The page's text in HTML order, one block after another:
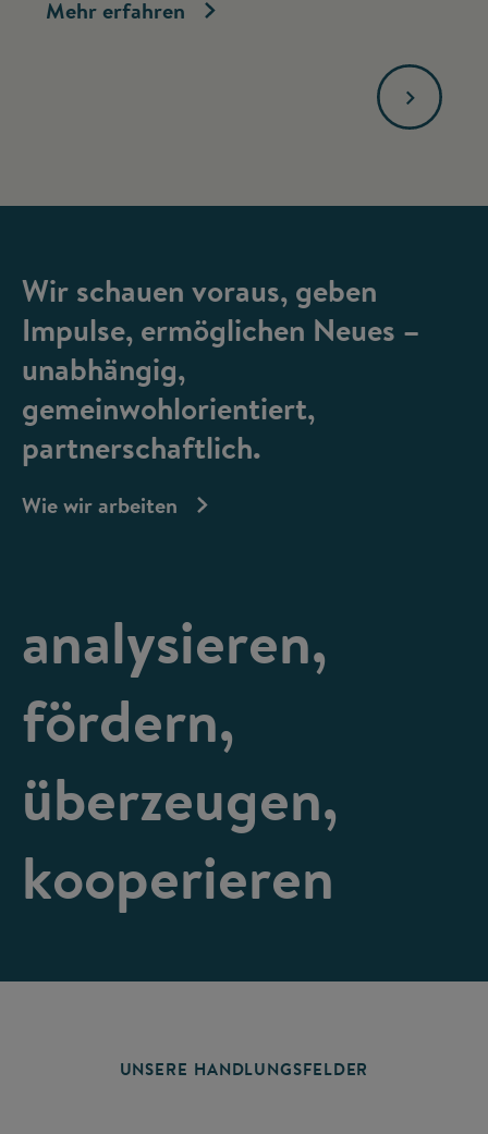
Mehr erfahren
Wir schauen voraus, geben
Impulse, ermöglichen Neues –
unabhängig,
gemeinwohlorientiert,
partnerschaftlich.
Wie wir arbeiten
analysieren,
fördern,
überzeugen,
kooperieren
UNSERE HANDLUNGSFELDER